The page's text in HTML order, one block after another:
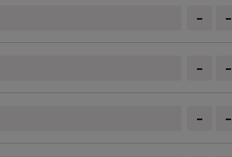
- -
- -
- -